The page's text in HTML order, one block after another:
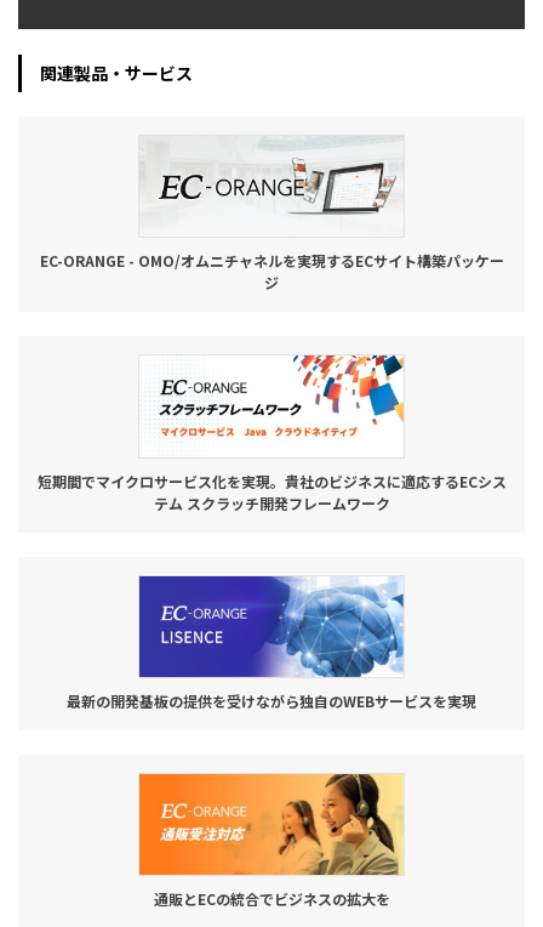
関連製品・サービス
EC-ORANGE - OMO/オムニチャネルを実現するECサイト構築パッケー
ジ
短期間でマイクロサービス化を実現。貴社のビジネスに適応するECシス
テム スクラッチ開発フレームワーク
最新の開発基板の提供を受けながら独自のWEBサービスを実現
通販とECの統合でビジネスの拡大を